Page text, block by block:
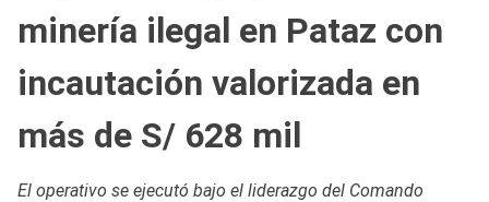
minería ilegal en Pataz con
incautación valorizada en
más de S/ 628 mil
El operativo se ejecutó bajo el liderazgo del Comando